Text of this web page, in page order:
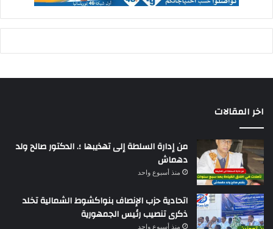
اخر المقالات
من إدارة السلطة إلى تهذيبها ؛. الدكتور صالح ولد
دهماش
منذ أسبوع واحد
اتحادية حزب الإنصاف بنواكشوط الشمالية تخلد
ذكرى تنصيب رئيس الجمهورية
منذ أسبوع واحد